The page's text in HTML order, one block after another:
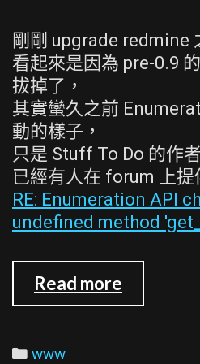
剛剛 upgrade redmine
看起來是因為 pre-0.9
拔掉了，
其實蠻久之前
動的樣子，
只是 Stuff To Do 的作
已經有人在 forum 上提
RE: Enumeration API
undefined method
Read more
的
Categories
www